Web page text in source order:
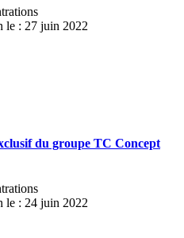
le : 27 juin 2022
du groupe TC Concept
le : 24 juin 2022